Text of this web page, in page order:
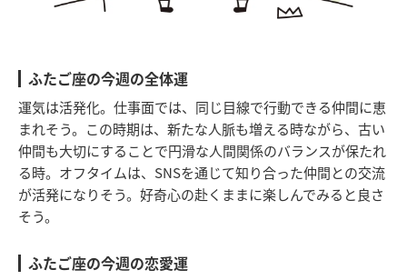
ふたご座の今週の全体運
運気は活発化。仕事面では、同じ目線で行動できる仲間に恵
まれそう。この時期は、新たな人脈も増える時ながら、古い
仲間も大切にすることで円滑な人間関係のバランスが保たれ
る時。オフタイムは、SNSを通じて知り合った仲間との交流
が活発になりそう。好奇心の赴くままに楽しんでみると良さ
そう。
ふたご座の今週の恋愛運